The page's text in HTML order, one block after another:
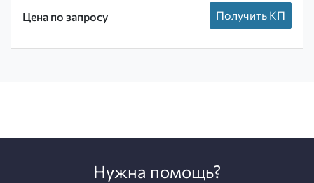
Цена по запросу Получить КП
Нужна помощь?